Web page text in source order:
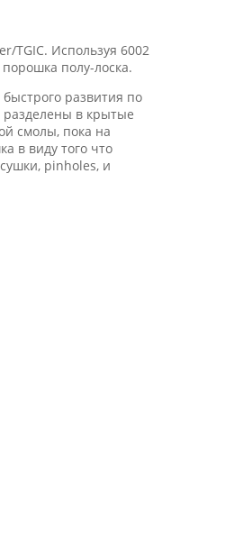
TGIC. Используя 6002
полу-лоска.
развития по
в крытые
смолы, пока на
в виду того что
pinholes, и